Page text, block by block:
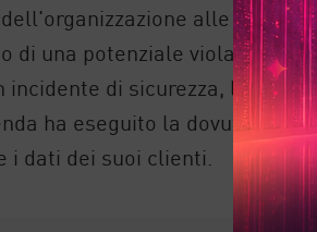
alle
di una potenziale violazione
incidente di sicurezza, la
ha eseguito la dovuta
i dati dei suoi clienti.